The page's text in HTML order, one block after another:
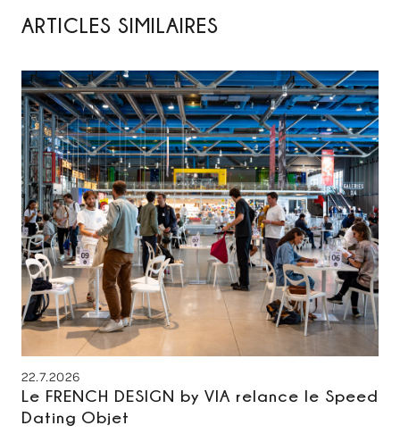
ARTICLES SIMILAIRES
22.7.2026
Le FRENCH DESIGN by VIA relance le Speed
Dating Objet